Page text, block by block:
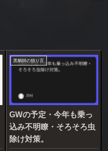
黒鯛師の独り言
GWの予定・今年も乗っ
込み不明瞭・そろそろ虫
除け対策。